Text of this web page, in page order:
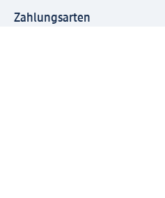
Zahlungsarten